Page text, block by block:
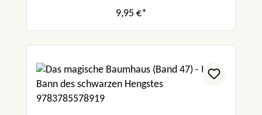
9,95 €*